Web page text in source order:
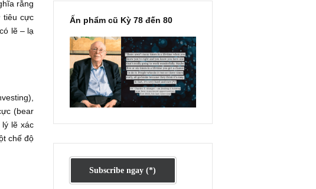
không có nghĩa rằng
nhiều sự tiêu cực
ro dài hạn, có lẽ – lạ
Ấn phẩm cũ Kỳ 78 đến 80